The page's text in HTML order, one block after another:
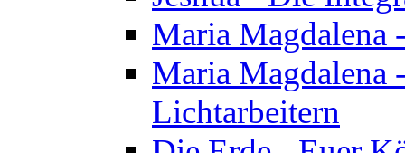
Maria Magdalena
Maria Magdalena
Lichtarbeitern